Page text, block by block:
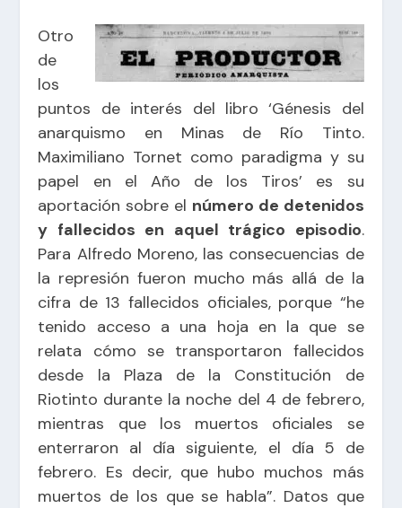
Otro
de
los
puntos de interés del libro ‘Génesis del
anarquismo en Minas de Río Tinto.
Maximiliano Tornet como paradigma y su
papel en el Año de los Tiros’ es su
aportación sobre el número de detenidos
y fallecidos en aquel trágico episodio.
Para Alfredo Moreno, las consecuencias de
la represión fueron mucho más allá de la
cifra de 13 fallecidos oficiales, porque “he
tenido acceso a una hoja en la que se
relata cómo se transportaron fallecidos
desde la Plaza de la Constitución de
Riotinto durante la noche del 4 de febrero,
mientras que los muertos oficiales se
enterraron al día siguiente, el día 5 de
febrero. Es decir, que hubo muchos más
muertos de los que se habla”. Datos que